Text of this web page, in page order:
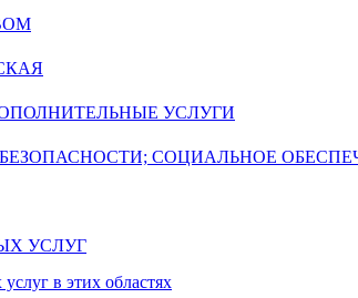
УСЛУГИ
СОЦИАЛЬНОЕ
УСЛУГ
в этих областях